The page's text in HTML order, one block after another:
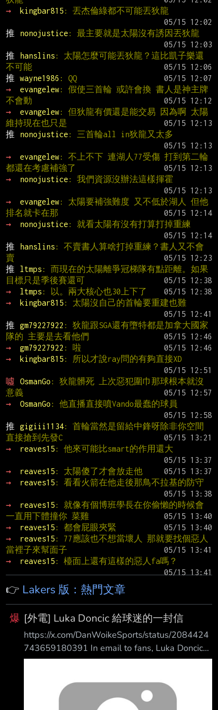
→
kingbar815 : 丟杰倫綠都不可能丟狄龍
推
nonojustice : 最主要就是太陽沒有誘因丟狄龍
推
hanslins : 太陽怎麼可能丟狄龍？這比凱子樂還
不可能
推
wayne1986 : QQ
→
evangelew: 假使三首輪 或許會換 書人是神主牌
不會動
→
evangelew: 但狄龍有價還是能交易 因為啊 太陽
維持現在也只是
推
nonojustice : 三首輪all in狄龍又太多
→
evangelew: 不上不下 連湖人77受傷 打到第二輪
都還在考慮補強了
→
nonojustice : 我們資源沒辦法這樣揮霍
→
evangelew: 太陽要補強難度 又不低於湖人 但他
排名就卡在那
→
nonojustice : 就看太陽有沒有打算打掉重練
推
hanslins : 不賣書人算啥打掉重練？書人又不會
賣
推
ltmps : 而現在的太陽離爭冠梯隊有點距離。如果
目標只是季後賽還可
→
ltmps : 以。兩大核心也30上下了
→
kingbar815 : 太陽沒自己的首輪要重建也難
推
gm79227922 : 狄龍跟SGA還有墮特都是加拿大國家
隊的 主要是去看他們
→
gm79227922 : 啦
→
kingbar815 : 所以才說ray問的有夠直接XD
噓
OsmanGo : 狄龍髒死 上次惡犯圍巾那球根本就沒
意義
→
OsmanGo : 他直播直接噴Vando最蠢的球員
推
gigiii1134: 首輪當然是留給中鋒呀除非你空間
直接搶到先發C
→
reaves15 : 他來可能比smart的作用還大
→
reaves15 : 太陽傻了才會放走他
→
reaves15 : 看看火箭在他走後那鳥不拉基的防守
→
reaves15 : 就像有個博班學長在你偷懶的時候會
一直用下體撞你 菜雞
→
reaves15 : 都會屁眼夾緊
→
reaves15 : 77應該也不想當壞人 那就要找個惡人
當裡子來幫面子
→
reaves15 : 檯面上還有這樣的惡人fa嗎？
👉 Lakers 版：熱門文章
爆 [外電] Luka Doncic 給球迷的一封信
https://x.com/DanWoikeSports/status/2084424
743659180391 In email to fans, Luka Doncic
says he’s now 100 percent healthy after
hamstring injury 在寄給球迷的電子郵件中，
Luka Doncic 表示他在因腿筋受傷錯過上賽季尾